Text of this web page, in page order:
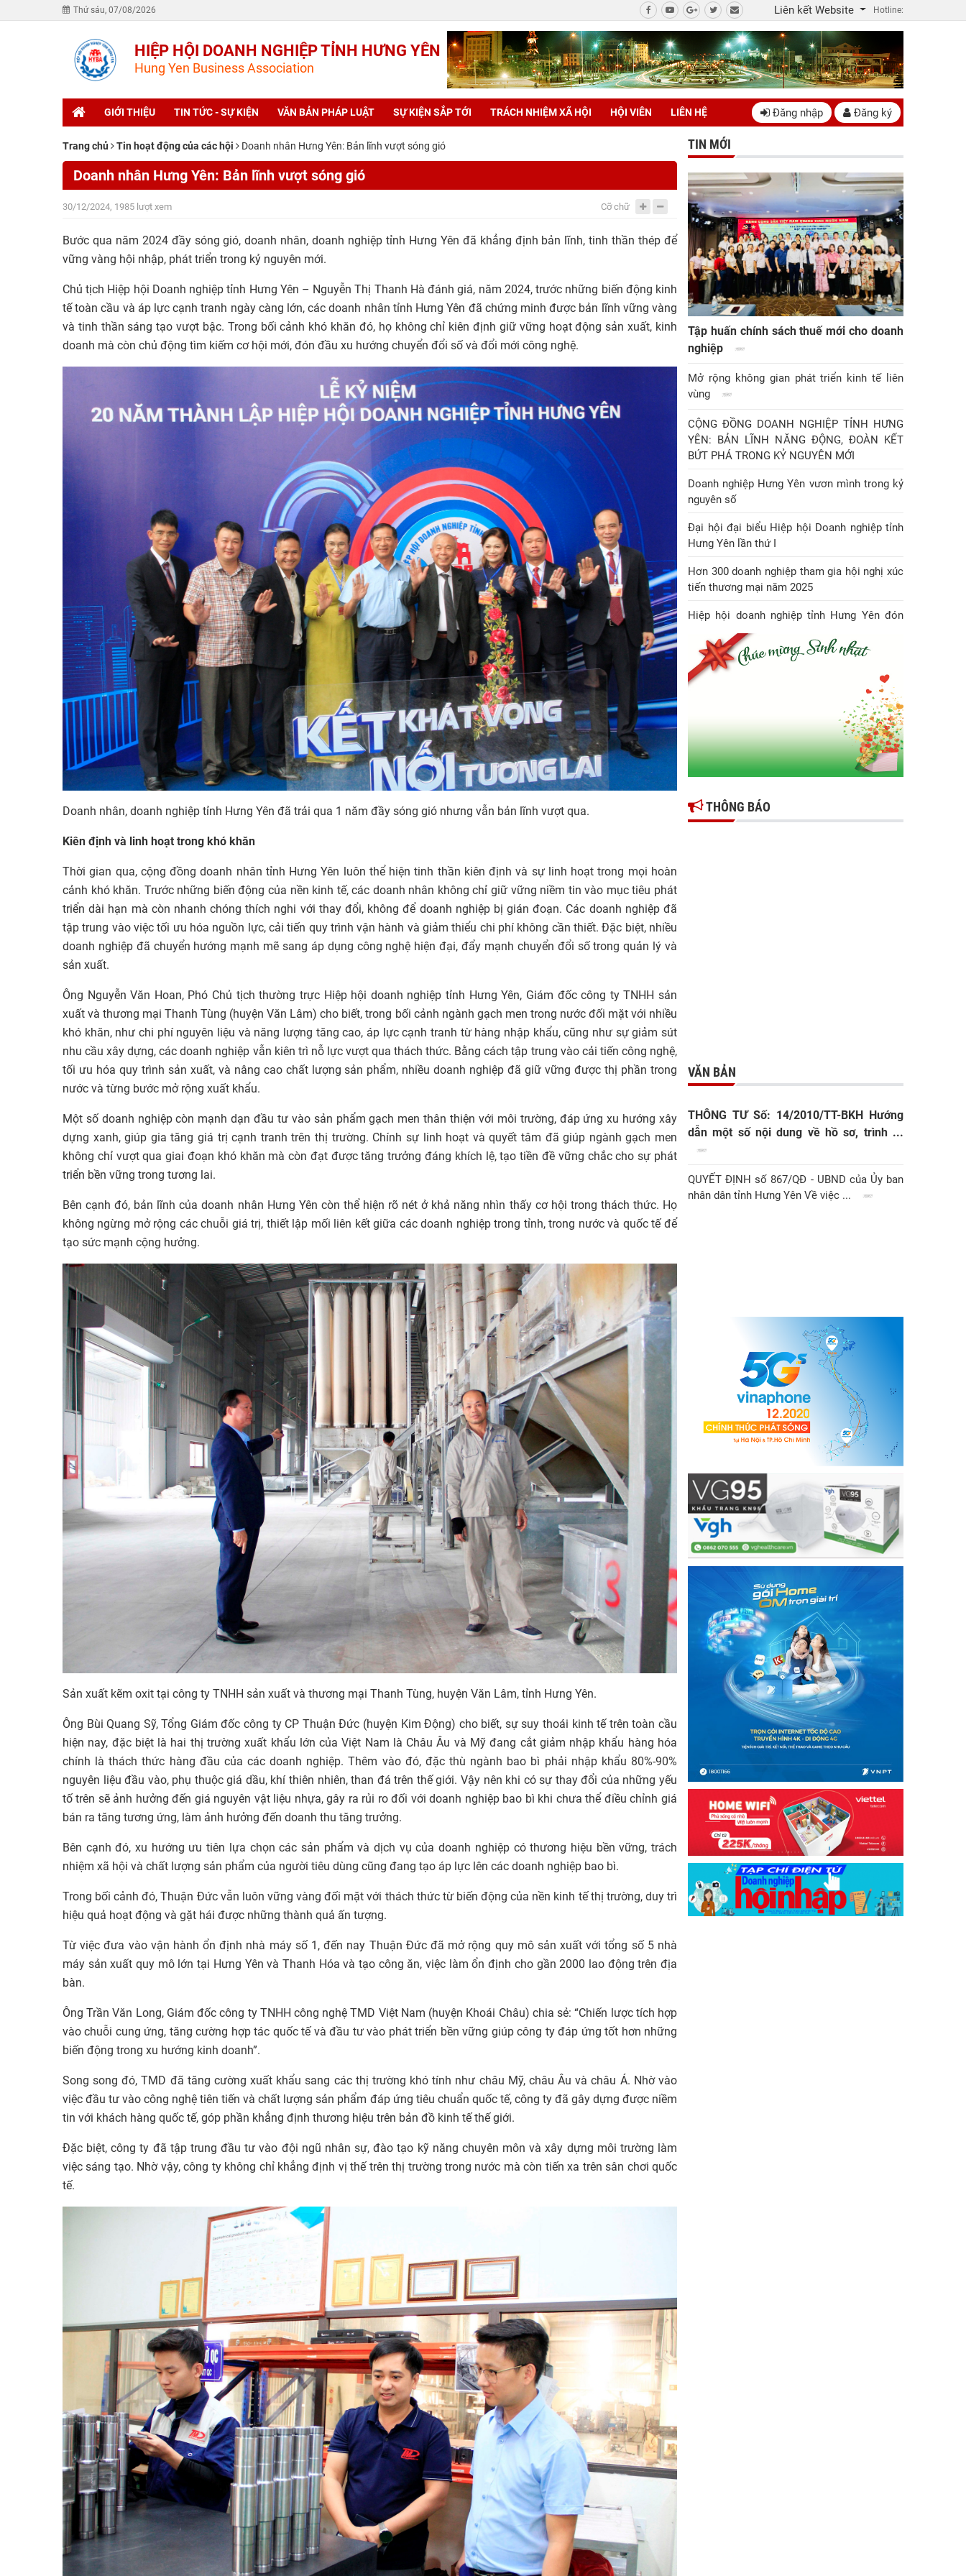
Thứ sáu, 07/08/2026 Liên kết Website Hotline:
HIỆP HỘI DOANH NGHIỆP TỈNH HƯNG YÊN
Hung Yen Business Association
GIỚI THIỆU TIN TỨC - SỰ KIỆN VĂN BẢN PHÁP LUẬT SỰ KIỆN SẮP TỚI TRÁCH NHIỆM XÃ HỘI HỘI VIÊN LIÊN HỆ Đăng nhập Đăng ký
Trang chủ Tin hoạt động của các hội Doanh nhân Hưng Yên: Bản lĩnh vượt sóng gió
Doanh nhân Hưng Yên: Bản lĩnh vượt sóng gió
30/12/2024, 1985 lượt xem Cỡ chữ
Bước qua năm 2024 đầy sóng gió, doanh nhân, doanh nghiệp tỉnh Hưng Yên đã khẳng định bản lĩnh, tinh thần thép để
vững vàng hội nhập, phát triển trong kỷ nguyên mới.
Chủ tịch Hiệp hội Doanh nghiệp tỉnh Hưng Yên – Nguyễn Thị Thanh Hà đánh giá, năm 2024, trước những biến động kinh
tế toàn cầu và áp lực cạnh tranh ngày càng lớn, các doanh nhân tỉnh Hưng Yên đã chứng minh được bản lĩnh vững vàng
và tinh thần sáng tạo vượt bậc. Trong bối cảnh khó khăn đó, họ không chỉ kiên định giữ vững hoạt động sản xuất, kinh
doanh mà còn chủ động tìm kiếm cơ hội mới, đón đầu xu hướng chuyển đổi số và đổi mới công nghệ.
Doanh nhân, doanh nghiệp tỉnh Hưng Yên đã trải qua 1 năm đầy sóng gió nhưng vẫn bản lĩnh vượt qua.
Kiên định và linh hoạt trong khó khăn
Thời gian qua, cộng đồng doanh nhân tỉnh Hưng Yên luôn thể hiện tinh thần kiên định và sự linh hoạt trong mọi hoàn
cảnh khó khăn. Trước những biến động của nền kinh tế, các doanh nhân không chỉ giữ vững niềm tin vào mục tiêu phát
triển dài hạn mà còn nhanh chóng thích nghi với thay đổi, không để doanh nghiệp bị gián đoạn. Các doanh nghiệp đã
tập trung vào việc tối ưu hóa nguồn lực, cải tiến quy trình vận hành và giảm thiểu chi phí không cần thiết. Đặc biệt, nhiều
doanh nghiệp đã chuyển hướng mạnh mẽ sang áp dụng công nghệ hiện đại, đẩy mạnh chuyển đổi số trong quản lý và
sản xuất.
Ông Nguyễn Văn Hoan, Phó Chủ tịch thường trực Hiệp hội doanh nghiệp tỉnh Hưng Yên, Giám đốc công ty TNHH sản
xuất và thương mại Thanh Tùng (huyện Văn Lâm) cho biết, trong bối cảnh ngành gạch men trong nước đối mặt với nhiều
khó khăn, như chi phí nguyên liệu và năng lượng tăng cao, áp lực cạnh tranh từ hàng nhập khẩu, cũng như sự giảm sút
nhu cầu xây dựng, các doanh nghiệp vẫn kiên trì nỗ lực vượt qua thách thức. Bằng cách tập trung vào cải tiến công nghệ,
tối ưu hóa quy trình sản xuất, và nâng cao chất lượng sản phẩm, nhiều doanh nghiệp đã giữ vững được thị phần trong
nước và từng bước mở rộng xuất khẩu.
Một số doanh nghiệp còn mạnh dạn đầu tư vào sản phẩm gạch men thân thiện với môi trường, đáp ứng xu hướng xây
dựng xanh, giúp gia tăng giá trị cạnh tranh trên thị trường. Chính sự linh hoạt và quyết tâm đã giúp ngành gạch men
không chỉ vượt qua giai đoạn khó khăn mà còn đạt được tăng trưởng đáng khích lệ, tạo tiền đề vững chắc cho sự phát
triển bền vững trong tương lai.
Bên cạnh đó, bản lĩnh của doanh nhân Hưng Yên còn thể hiện rõ nét ở khả năng nhìn thấy cơ hội trong thách thức. Họ
không ngừng mở rộng các chuỗi giá trị, thiết lập mối liên kết giữa các doanh nghiệp trong tỉnh, trong nước và quốc tế để
tạo sức mạnh cộng hưởng.
Sản xuất kẽm oxit tại công ty TNHH sản xuất và thương mại Thanh Tùng, huyện Văn Lâm, tỉnh Hưng Yên.
Ông Bùi Quang Sỹ, Tổng Giám đốc công ty CP Thuận Đức (huyện Kim Động) cho biết, sự suy thoái kinh tế trên toàn cầu
hiện nay, đặc biệt là hai thị trường xuất khẩu lớn của Việt Nam là Châu Âu và Mỹ đang cắt giảm nhập khẩu hàng hóa
chính là thách thức hàng đầu của các doanh nghiệp. Thêm vào đó, đặc thù ngành bao bì phải nhập khẩu 80%-90%
nguyên liệu đầu vào, phụ thuộc giá dầu, khí thiên nhiên, than đá trên thế giới. Vậy nên khi có sự thay đổi của những yếu
tố trên sẽ ảnh hưởng đến giá nguyên vật liệu nhựa, gây ra rủi ro đối với doanh nghiệp bao bì khi chưa thể điều chỉnh giá
bán ra tăng tương ứng, làm ảnh hưởng đến doanh thu tăng trưởng.
Bên cạnh đó, xu hướng ưu tiên lựa chọn các sản phẩm và dịch vụ của doanh nghiệp có thương hiệu bền vững, trách
nhiệm xã hội và chất lượng sản phẩm của người tiêu dùng cũng đang tạo áp lực lên các doanh nghiệp bao bì.
Trong bối cảnh đó, Thuận Đức vẫn luôn vững vàng đối mặt với thách thức từ biến động của nền kinh tế thị trường, duy trì
hiệu quả hoạt động và gặt hái được những thành quả ấn tượng.
Từ việc đưa vào vận hành ổn định nhà máy số 1, đến nay Thuận Đức đã mở rộng quy mô sản xuất với tổng số 5 nhà
máy sản xuất quy mô lớn tại Hưng Yên và Thanh Hóa và tạo công ăn, việc làm ổn định cho gần 2000 lao động trên địa
bàn.
Ông Trần Văn Long, Giám đốc công ty TNHH công nghệ TMD Việt Nam (huyện Khoái Châu) chia sẻ: “Chiến lược tích hợp
vào chuỗi cung ứng, tăng cường hợp tác quốc tế và đầu tư vào phát triển bền vững giúp công ty đáp ứng tốt hơn những
biến động trong xu hướng kinh doanh”.
Song song đó, TMD đã tăng cường xuất khẩu sang các thị trường khó tính như châu Mỹ, châu Âu và châu Á. Nhờ vào
việc đầu tư vào công nghệ tiên tiến và chất lượng sản phẩm đáp ứng tiêu chuẩn quốc tế, công ty đã gây dựng được niềm
tin với khách hàng quốc tế, góp phần khẳng định thương hiệu trên bản đồ kinh tế thế giới.
Đặc biệt, công ty đã tập trung đầu tư vào đội ngũ nhân sự, đào tạo kỹ năng chuyên môn và xây dựng môi trường làm
việc sáng tạo. Nhờ vậy, công ty không chỉ khẳng định vị thế trên thị trường trong nước mà còn tiến xa trên sân chơi quốc
tế.
TIN MỚI
Tập huấn chính sách thuế mới cho doanh
nghiệp
Mở rộng không gian phát triển kinh tế liên
vùng
CỘNG ĐỒNG DOANH NGHIỆP TỈNH HƯNG
YÊN: BẢN LĨNH NĂNG ĐỘNG, ĐOÀN KẾT
BỨT PHÁ TRONG KỶ NGUYÊN MỚI
Doanh nghiệp Hưng Yên vươn mình trong kỷ
nguyên số
Đại hội đại biểu Hiệp hội Doanh nghiệp tỉnh
Hưng Yên lần thứ I
Hơn 300 doanh nghiệp tham gia hội nghị xúc
tiến thương mại năm 2025
Hiệp hội doanh nghiệp tỉnh Hưng Yên đón
Huân chương Lao động hạng Nhì
Gợi mở giải pháp để thúc đẩy doanh nghiệp
tỉnh Hưng Yên phát triển
Ông Đỗ Văn Vẻ là Chủ tịch Hiệp hội Doanh
Hiệp hội doanh nghiệp tỉnh Hưng Yên: Cập
nhật chính sách thuế mới và phòng ngừa rủi
ro thuế cho doanh nghiệp
THÔNG BÁO
VĂN BẢN
THÔNG TƯ Số: 14/2010/TT-BKH Hướng
dẫn một số nội dung về hồ sơ, trình ...
QUYẾT ĐỊNH số 867/QĐ - UBND của Ủy ban
nhân dân tỉnh Hưng Yên Về việc ...